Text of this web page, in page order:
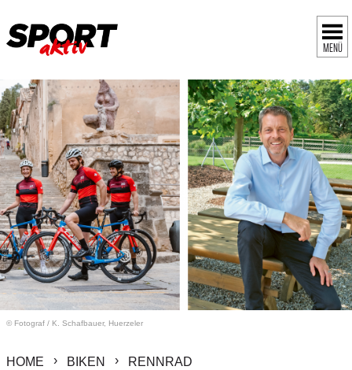
MENÜ
© Fotograf / K. Schafbauer, Huerzeler
HOME BIKEN RENNRAD